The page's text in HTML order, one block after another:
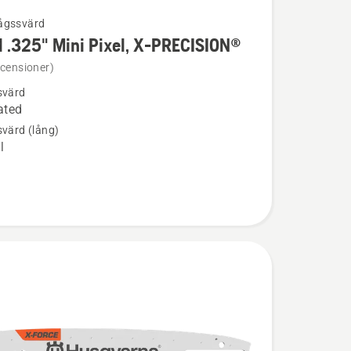
.325" Mini Pixel, X-PRECISION®
(lång)